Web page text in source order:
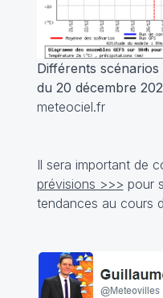
Différents
du 20 décembre
meteociel.fr
Il sera important de
prévisions >>> pour
tendances au cours